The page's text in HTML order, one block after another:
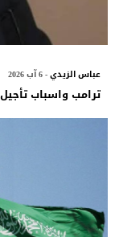
عباس الزيدي- 6 آب 2026
ترامب واسباب